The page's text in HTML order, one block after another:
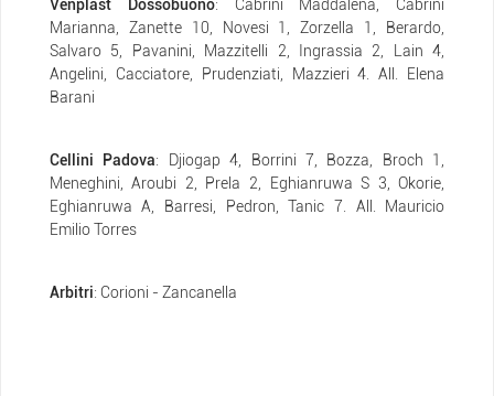
Venplast Dossobuono: Cabrini Maddalena, Cabrini
Marianna, Zanette 10, Novesi 1, Zorzella 1, Berardo,
Salvaro 5, Pavanini, Mazzitelli 2, Ingrassia 2, Lain 4,
Angelini, Cacciatore, Prudenziati, Mazzieri 4. All. Elena
Barani
Cellini Padova: Djiogap 4, Borrini 7, Bozza, Broch 1,
Meneghini, Aroubi 2, Prela 2, Eghianruwa S 3, Okorie,
Eghianruwa A, Barresi, Pedron, Tanic 7. All. Mauricio
Emilio Torres
Arbitri: Corioni - Zancanella